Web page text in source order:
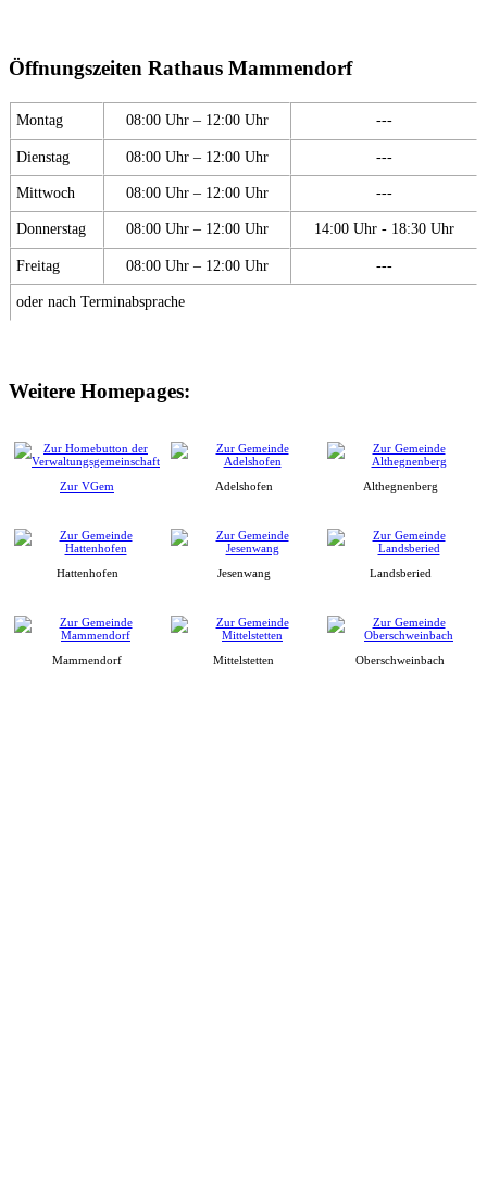
Öffnungszeiten Rathaus Mammendorf
Montag 08:00 Uhr – 12:00 Uhr ---
Dienstag 08:00 Uhr – 12:00 Uhr ---
Mittwoch 08:00 Uhr – 12:00 Uhr ---
Donnerstag 08:00 Uhr – 12:00 Uhr 14:00 Uhr - 18:30 Uhr
Freitag 08:00 Uhr – 12:00 Uhr ---
oder nach Terminabsprache
Weitere Homepages:
Zur VGem Adelshofen Althegnenberg
Hattenhofen Jesenwang Landsberied
Mammendorf Mittelstetten Oberschweinbach